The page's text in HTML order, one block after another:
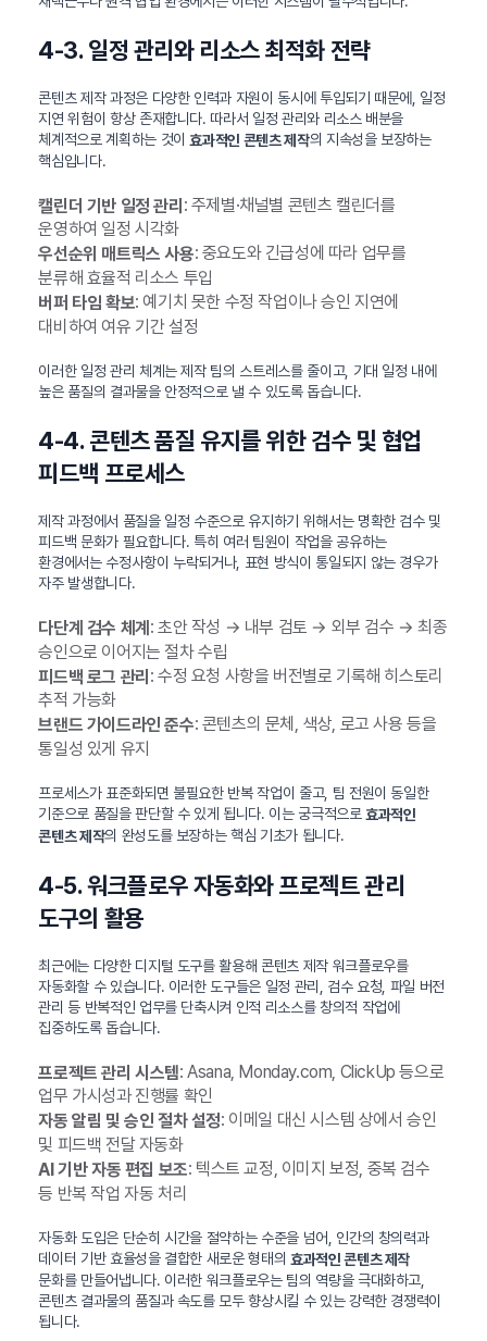
4-3. 일정 관리와 리소스 최적화 전략
콘텐츠 제작 과정은 다양한 인력과 자원이 동시에 투입되기 때문에, 일정
지연 위험이 항상 존재합니다. 따라서 일정 관리와 리소스 배분을
체계적으로 계획하는 것이 효과적인 콘텐츠 제작의 지속성을 보장하는
핵심입니다.
캘린더 기반 일정 관리 : 주제별·채널별 콘텐츠 캘린더를
운영하여 일정 시각화
우선순위 매트릭스 사용: 중요도와 긴급성에 따라 업무를
분류해 효율적 리소스 투입
버퍼 타임 확보: 예기치 못한 수정 작업이나 승인 지연에
대비하여 여유 기간 설정
이러한 일정 관리 체계는 제작 팀의 스트레스를 줄이고, 기대 일정 내에
높은 품질의 결과물을 안정적으로 낼 수 있도록 돕습니다.
4-4. 콘텐츠 품질 유지를 위한 검수 및 협업
피드백 프로세스
제작 과정에서 품질을 일정 수준으로 유지하기 위해서는 명확한 검수 및
피드백 문화가 필요합니다. 특히 여러 팀원이 작업을 공유하는
환경에서는 수정사항이 누락되거나, 표현 방식이 통일되지 않는 경우가
자주 발생합니다.
다단계 검수 체계 : 초안 작성 → 내부 검토 → 외부 검수 → 최종
승인으로 이어지는 절차 수립
피드백 로그 관리 : 수정 요청 사항을 버전별로 기록해 히스토리
추적 가능화
브랜드 가이드라인 준수: 콘텐츠의 문체, 색상, 로고 사용 등을
통일성 있게 유지
프로세스가 표준화되면 불필요한 반복 작업이 줄고, 팀 전원이 동일한
기준으로 품질을 판단할 수 있게 됩니다. 이는 궁극적으로 효과적인
콘텐츠 제작의 완성도를 보장하는 핵심 기초가 됩니다.
4-5. 워크플로우 자동화와 프로젝트 관리
도구의 활용
최근에는 다양한 디지털 도구를 활용해 콘텐츠 제작 워크플로우를
자동화할 수 있습니다. 이러한 도구들은 일정 관리, 검수 요청, 파일 버전
관리 등 반복적인 업무를 단축시켜 인적 리소스를 창의적 작업에
집중하도록 돕습니다.
프로젝트 관리 시스템: Asana, Monday.com, ClickUp 등으로
업무 가시성과 진행률 확인
자동 알림 및 승인 절차 설정: 이메일 대신 시스템 상에서 승인
및 피드백 전달 자동화
AI 기반 자동 편집 보조: 텍스트 교정, 이미지 보정, 중복 검수
등 반복 작업 자동 처리
자동화 도입은 단순히 시간을 절약하는 수준을 넘어, 인간의 창의력과
데이터 기반 효율성을 결합한 새로운 형태의 효과적인 콘텐츠 제작
문화를 만들어냅니다. 이러한 워크플로우는 팀의 역량을 극대화하고,
콘텐츠 결과물의 품질과 속도를 모두 향상시킬 수 있는 강력한 경쟁력이
됩니다.